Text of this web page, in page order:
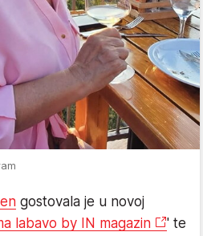
gostovala je u novoj
labavo by IN magazin
' te